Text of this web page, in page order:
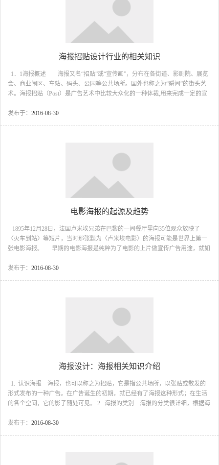
海报招贴设计行业的相关知识
1．1海报概述 海报又名“招贴”或“宣传画”，分布在各街道、影剧院、展览
会、商业闹区、车站、码头、公园等公共场所。国外也称之为“瞬间”的街头艺
术。海报招贴（Post）是广告艺术中比较大众化的一种体裁,用来完成一定的宣
文化宣传的招贴，称公益招贴或文化招贴，也可简称为宣传画；用于商品宣传
发布于： 2016-08-30
电影海报的起源及趋势
1895年12月28日，法国卢米埃兄弟在巴黎的一间餐厅里向35位观众放映了
〈火车到站〉等短片，当时那张题为〈卢米埃电影〉的海报可能是世界上第一
张电影海报。 早期的电影海报是纯粹为了电影的上片做宣传广告用途，就如
真迹已较少见，好莱坞早期著名影片〈飘〉，〈第凡那的早餐〉，〈卡萨布兰
发布于： 2016-08-30
海报设计：海报相关知识介绍
1. 认识海报 海报，也可以称之为招贴，它是指公共场所，以张贴或散发的
形式发布的一种广告。在广告诞生的初期，就已经有了海报这种形式；在生活
的各个空间，它的影子随处可见。 2. 海报的类别 海报的分类很详细，根据海
公益类和影视类宣传海报等四大类。 3. 海报的设计表现手法 随着社...
发布于： 2016-08-30